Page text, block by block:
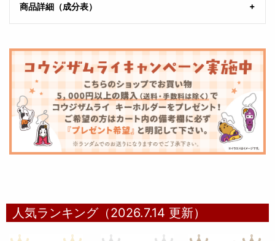
商品詳細（成分表）
人気ランキング（2026.7.14 更新）